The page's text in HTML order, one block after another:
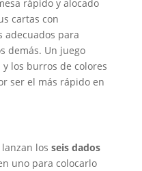
rápido y alocado
cartas con
adecuados para
demás. Un juego
los burros de colores
ser el más rápido en
los seis dados
uno para colocarlo